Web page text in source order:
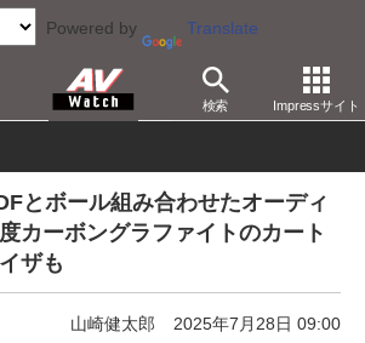
Powered by Translate
検索 Impressサイト
ディオアクセサリ
とボール組み合わせたオーディ
カーボングラファイトのカート
ザも
山崎健太郎 2025年7月28日 09:00